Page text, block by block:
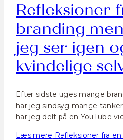
Refleksioner
branding
jeg ser igen
kvindelige
Efter sidste uges mange
har jeg sindsyg mange
har jeg delt på en YouTube
Læs mere Refleksioner fra